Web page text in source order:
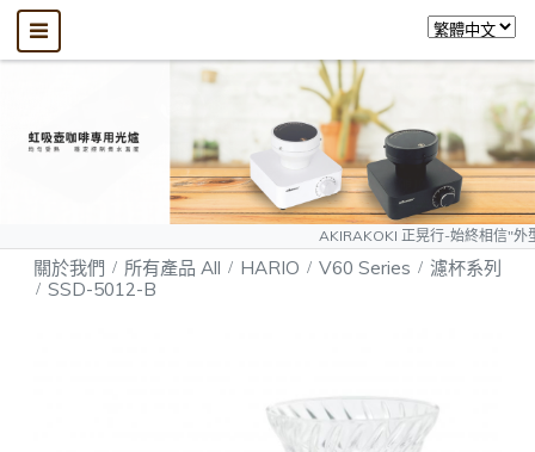
AKIRAKOKI 正晃行-始終相信"
關於我們 所有產品 All HARIO V60 Series
濾杯系列
SSD-5012-B